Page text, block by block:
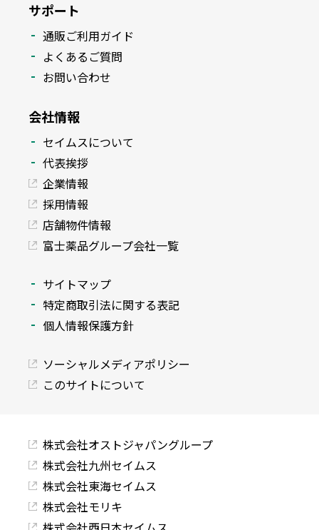
サポート
通販ご利用ガイド
よくあるご質問
お問い合わせ
会社情報
セイムスについて
代表挨拶
企業情報
採用情報
店舗物件情報
富士薬品グループ会社一覧
サイトマップ
特定商取引法に関する表記
個人情報保護方針
ソーシャルメディアポリシー
このサイトについて
株式会社オストジャパングループ
株式会社九州セイムス
株式会社東海セイムス
株式会社モリキ